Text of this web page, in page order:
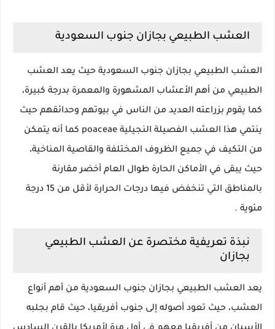
العشب الطبيعي بجازان جنوب السعودية
العشب الطبيعي بجازان جنوب السعودية حيث يعد العشب
الطبيعي من أهم الأعشاب المشهورة والمعمرة بدرجة كبيرة،
كما يقوم بزراعته العديد من الناس في بيوتهم وحدائقهم حيث
ينتمي هذا العشب الفصيلة النجيلية poaceae كما أنه يتمكن
من التكيف في جميع الظروف المختلفة والقاصية المناخية،
حيث يبقى في الأماكن الحارة طوال العام أخضر مقارنة
بالمناطق التي تنخفض فيها درجات الحرارة لأقل من 15 درجة
مئوية .
نبذة تعريفية مختصرة عن العشب الطبيعي
بجازان
يعد العشب الطبيعي بجازان جنوب السعودية من أهم أنواع
العشب، حيث تعود أصوله إلى جنوب أفريقيا، حيث قام بجلبه